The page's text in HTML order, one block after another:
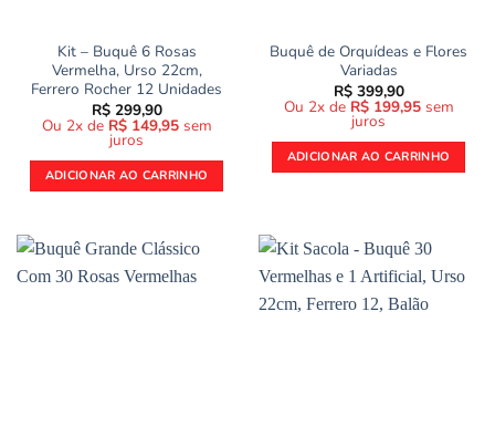
Kit – Buquê 6 Rosas
Vermelha, Urso 22cm,
Ferrero Rocher 12 Unidades
R$299,90
Ou 2x de R$149,95 sem
juros
ADICIONAR AO CARRINHO
Buquê de Orquídeas e Flores
Variadas
R$399,90
Ou 2x de R$199,95 sem
juros
ADICIONAR AO CARRINHO